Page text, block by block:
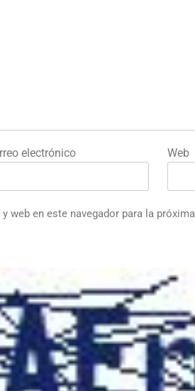
electrónico Web
web en este navegador para la